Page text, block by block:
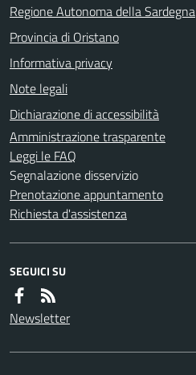
Regione Autonoma della Sardegna
Provincia di Oristano
Informativa privacy
Note legali
Dichiarazione di accessibilità
Amministrazione trasparente
Leggi le FAQ
Segnalazione disservizio
Prenotazione appuntamento
Richiesta d'assistenza
SEGUICI SU
Newsletter